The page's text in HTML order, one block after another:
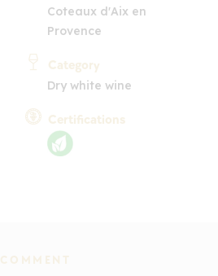
Coteaux d'Aix en
Provence
Category
Dry white wine
Certifications
COMMENT